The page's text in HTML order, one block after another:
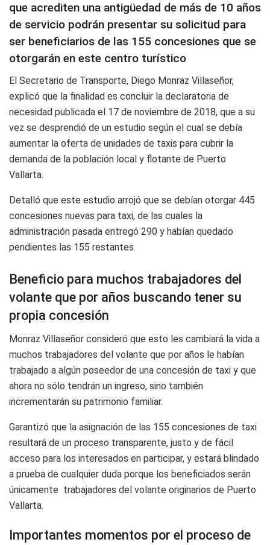
que acrediten una antigüedad de más de 10 años
de servicio podrán presentar su solicitud para
ser beneficiarios de las 155 concesiones que se
otorgarán en este centro turístico
El Secretario de Transporte, Diego Monraz Villaseñor,
explicó que la finalidad es concluir la declaratoria de
necesidad publicada el 17 de noviembre de 2018, que a su
vez se desprendió de un estudio según el cual se debía
aumentar la oferta de unidades de taxis para cubrir la
demanda de la población local y flotante de Puerto
Vallarta.
Detalló que este estudio arrojó que se debían otorgar 445
concesiones nuevas para taxi, de las cuales la
administración pasada entregó 290 y habían quedado
pendientes las 155 restantes.
Beneficio para muchos trabajadores del
volante que por años buscando tener su
propia concesión
Monraz Villaseñor consideró que esto les cambiará la vida a
muchos trabajadores del volante que por años le habían
trabajado a algún poseedor de una concesión de taxi y que
ahora no sólo tendrán un ingreso, sino también
incrementarán su patrimonio familiar.
Garantizó que la asignación de las 155 concesiones de taxi
resultará de un proceso transparente, justo y de fácil
acceso para los interesados en participar, y estará blindado
a prueba de cualquier duda porque los beneficiados serán
únicamente trabajadores del volante originarios de Puerto
Vallarta.
Importantes momentos por el proceso de